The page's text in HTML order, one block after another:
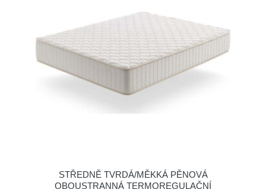
STŘEDNĚ TVRDÁ/MĚKKÁ PĚNOVÁ
OBOUSTRANNÁ TERMOREGULAČNÍ